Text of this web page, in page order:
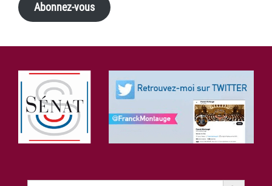
Abonnez-vous
Footer
Search Button